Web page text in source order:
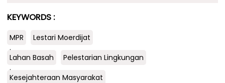
KEYWORDS :
MPR
Lestari Moerdijat
.
Lahan Basah
Pelestarian Lingkungan
.
Kesejahteraan Masyarakat